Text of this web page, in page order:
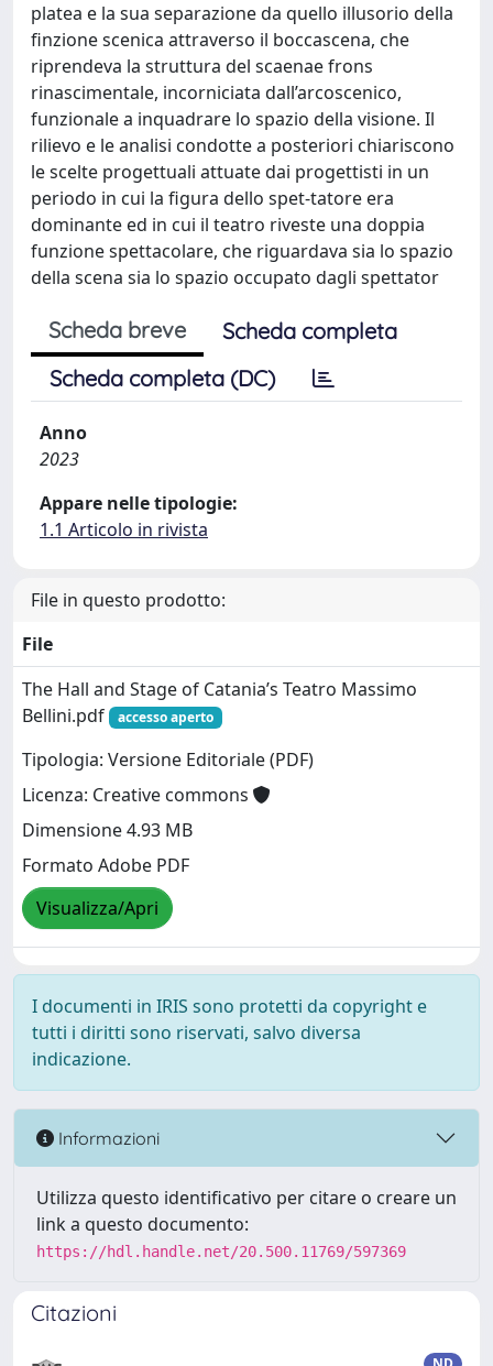
platea e la sua separazione da quello illusorio della
finzione scenica attraverso il boccascena, che
riprendeva la struttura del scaenae frons
rinascimentale, incorniciata dall’arcoscenico,
funzionale a inquadrare lo spazio della visione. Il
rilievo e le analisi condotte a posteriori chiariscono
le scelte progettuali attuate dai progettisti in un
periodo in cui la figura dello spet-tatore era
dominante ed in cui il teatro riveste una doppia
funzione spettacolare, che riguardava sia lo spazio
della scena sia lo spazio occupato dagli spettator
Scheda breve
Scheda completa
Scheda completa (DC)
Anno
2023
Appare nelle tipologie:
1.1 Articolo in rivista
File in questo prodotto:
File
The Hall and Stage of Catania’s Teatro Massimo
Bellini.pdf
accesso aperto
Tipologia: Versione Editoriale (PDF)
Licenza: Creative commons
Dimensione 4.93 MB
Formato Adobe PDF
Visualizza/Apri
I documenti in IRIS sono protetti da copyright e
tutti i diritti sono riservati, salvo diversa
indicazione.
Informazioni
Utilizza questo identificativo per citare o creare un
link a questo documento:
https://hdl.handle.net/20.500.11769/597369
Citazioni